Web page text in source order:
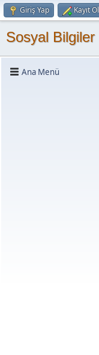
Giriş Yap Kayıt Ol
Sosyal Bilgiler
Ana Menü